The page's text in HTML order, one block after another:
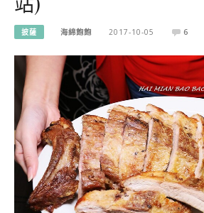
披薩 海綿飽飽 2017-10-05 6